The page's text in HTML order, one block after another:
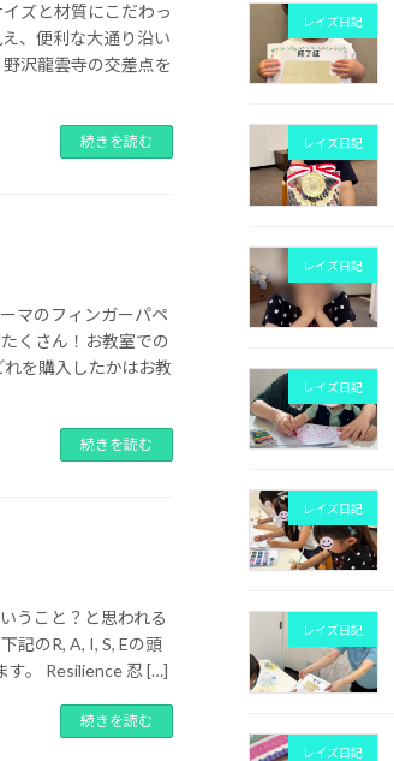
ズと材質にこだわっ
、便利な大通り沿い
沢龍雲寺の交差点を
続きを読む
マのフィンガーパペ
くさん！お教室での
を購入したかはお教
続きを読む
うこと？と思われる
記のR, A, I, S, Eの頭
す。 Resilience 忍 […]
続きを読む
レイズ日記
レイズ日記
レイズ日記
レイズ日記
レイズ日記
レイズ日記
レイズ日記